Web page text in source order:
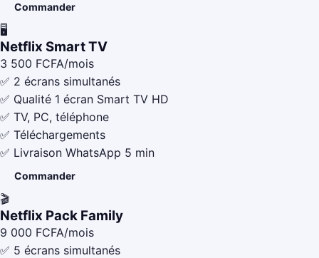
Commander
🖥️
Netflix Smart TV
3 500 FCFA/mois
✅ 2 écrans simultanés
✅ Qualité 1 écran Smart TV HD
✅ TV, PC, téléphone
✅ Téléchargements
✅ Livraison WhatsApp 5 min
Commander
🎬
Netflix Pack Family
9 000 FCFA/mois
✅ 5 écrans simultanés